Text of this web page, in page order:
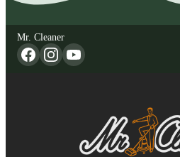
Mr. Cleaner